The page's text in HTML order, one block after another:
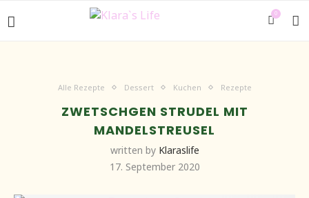
0
Alle Rezepte Dessert Kuchen Rezepte
ZWETSCHGEN STRUDEL MIT
MANDELSTREUSEL
written by Klaraslife
17. September 2020